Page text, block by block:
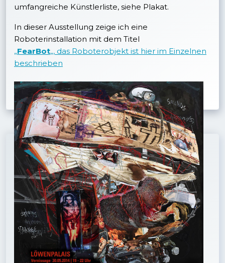
umfangreiche Künstlerliste, siehe Plakat.
In dieser Ausstellung zeige ich eine
Roboterinstallation mit dem Titel
„FearBot„, das Roboterobjekt ist hier im Einzelnen
beschrieben
Beitragsnavigation